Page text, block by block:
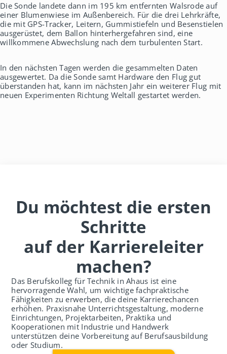
Die Sonde landete dann im 195 km entfernten Walsrode auf
einer Blumenwiese im Außenbereich. Für die drei Lehrkräfte,
die mit GPS-Tracker, Leitern, Gummistiefeln und Besenstielen
ausgerüstet, dem Ballon hinterhergefahren sind, eine
willkommene Abwechslung nach dem turbulenten Start.
In den nächsten Tagen werden die gesammelten Daten
ausgewertet. Da die Sonde samt Hardware den Flug gut
überstanden hat, kann im nächsten Jahr ein weiterer Flug mit
neuen Experimenten Richtung Weltall gestartet werden.
Du möchtest die ersten
Schritte
auf der Karriereleiter
machen?
Das Berufskolleg für Technik in Ahaus ist eine
hervorragende Wahl, um wichtige fachpraktische
Fähigkeiten zu erwerben, die deine Karrierechancen
erhöhen. Praxisnahe Unterrichtsgestaltung, moderne
Einrichtungen, Projektarbeiten, Praktika und
Kooperationen mit Industrie und Handwerk
unterstützen deine Vorbereitung auf Berufsausbildung
oder Studium.